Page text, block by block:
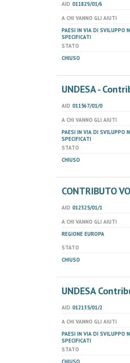
AID 011829/01/6
A CHI VANNO GLI AIUTI
PAESI IN VIA DI SVILUPPO
SPECIFICATI
STATO
CHIUSO
UNDESA -
AID 011567/01/0
A CHI VANNO GLI AIUTI
PAESI IN VIA DI SVILUPPO
SPECIFICATI
STATO
CHIUSO
CONTRIBUTO
AID 012325/01/1
A CHI VANNO GLI AIUTI
REGIONE EUROPA
STATO
CHIUSO
UNDESA
AID 012135/01/2
A CHI VANNO GLI AIUTI
PAESI IN VIA DI SVILUPPO
SPECIFICATI
STATO
CHIUSO